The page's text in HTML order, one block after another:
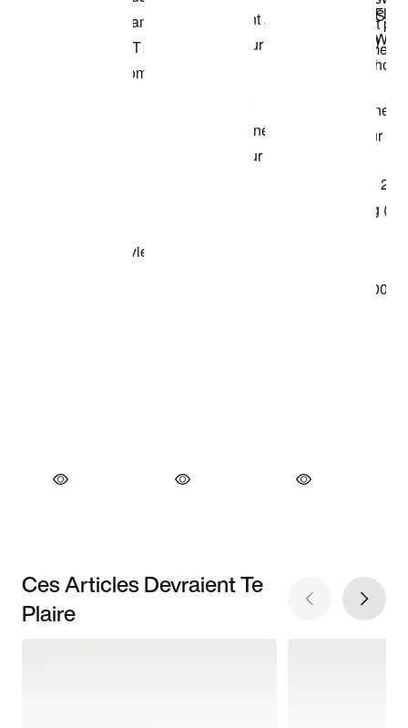
Ces Articles Devraient Te
Plaire